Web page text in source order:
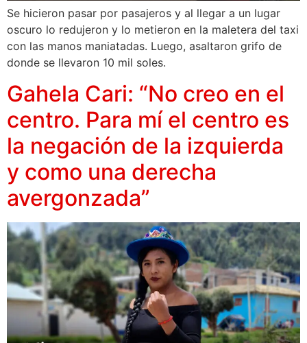
Se hicieron pasar por pasajeros y al llegar a un lugar
oscuro lo redujeron y lo metieron en la maletera del taxi
con las manos maniatadas. Luego, asaltaron grifo de
donde se llevaron 10 mil soles.
Gahela Cari: “No creo en el
centro. Para mí el centro es
la negación de la izquierda
y como una derecha
avergonzada”